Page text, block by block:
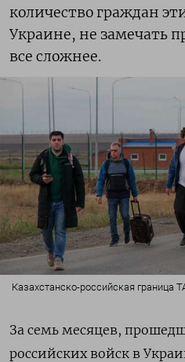
количество граждан
Украине, не замечать
все сложнее.
Казахстанско-российская граница
За семь месяцев,
российских войск в